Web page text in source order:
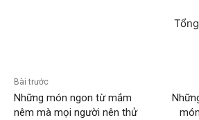
Bài trước
Những món ngon từ mắm
nêm mà mọi người nên thử